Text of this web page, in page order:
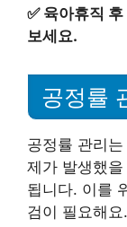
✅ 육아휴직
보세요.
공정률
공정률 관리
제가 발생했
됩니다. 이를
검이 필요해요.